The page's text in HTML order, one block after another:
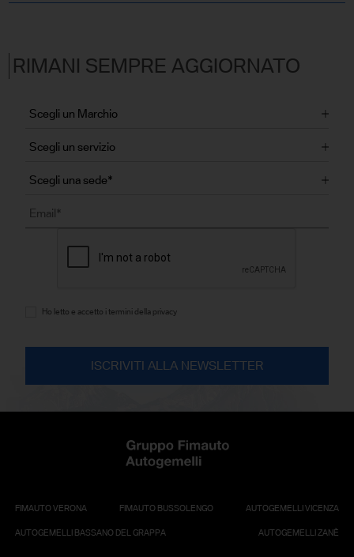
RIMANI SEMPRE AGGIORNATO
Ho letto e accetto i termini della privacy
FIMAUTO VERONA FIMAUTO BUSSOLENGO AUTOGEMELLI VICENZA
AUTOGEMELLI BASSANO DEL GRAPPA AUTOGEMELLI ZANÈ